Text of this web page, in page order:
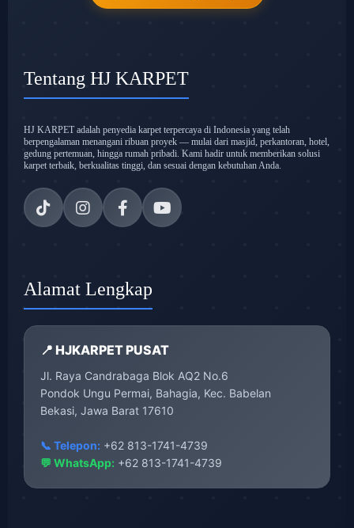
Tentang HJ KARPET
HJ KARPET adalah penyedia karpet terpercaya di Indonesia yang telah
berpengalaman menangani ribuan proyek — mulai dari masjid, perkantoran, hotel,
gedung pertemuan, hingga rumah pribadi. Kami hadir untuk memberikan solusi
karpet terbaik, berkualitas tinggi, dan sesuai dengan kebutuhan Anda.
Alamat Lengkap
📍 HJKARPET PUSAT
Jl. Raya Candrabaga Blok AQ2 No.6
Pondok Ungu Permai, Bahagia, Kec. Babelan
Bekasi, Jawa Barat 17610
📞 Telepon: +62 813-1741-4739
💬 WhatsApp: +62 813-1741-4739